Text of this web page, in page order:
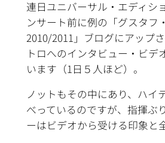
連日ユニバーサル・エディシ
ンサート前に例の「グスタフ
2010/2011」ブログにアップ
トロへのインタビュー・ビデ
います（1日５人ほど）。
ノットもその中にあり、ハイ
べっているのですが、指揮ぶ
ーはビデオから受ける印象と